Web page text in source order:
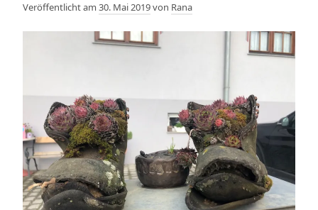
Veröffentlicht am 30. Mai 2019von Rana